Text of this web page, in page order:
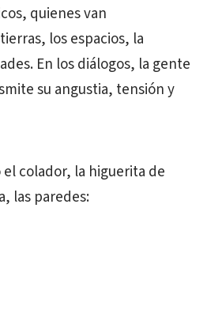
quienes van
los espacios, la
En los diálogos, la gente
su angustia, tensión y
colador, la higuerita de
las paredes: